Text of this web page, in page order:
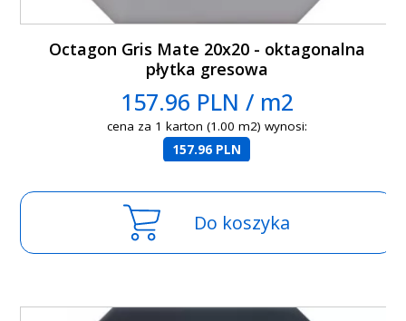
Octagon Gris Mate 20x20 - oktagonalna
płytka gresowa
157.96 PLN / m2
cena za 1 karton (1.00 m2) wynosi:
157.96 PLN
Do koszyka